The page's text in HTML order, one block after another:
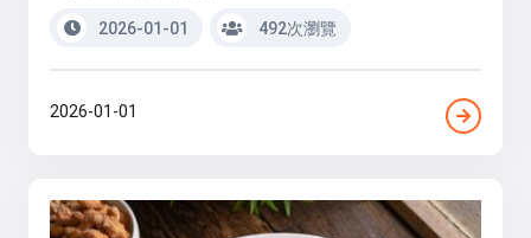
2026-01-01 492次瀏覽
2026-01-01